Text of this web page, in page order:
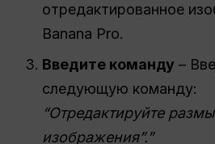
отредактированное
Banana Pro.
Введите команду –
следующую команду:
“Отредактируйте
изображения”.”